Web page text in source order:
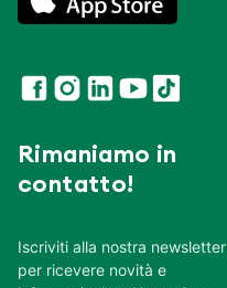
Rimaniamo in
contatto!
Iscriviti alla nostra newsletter
per ricevere novità e